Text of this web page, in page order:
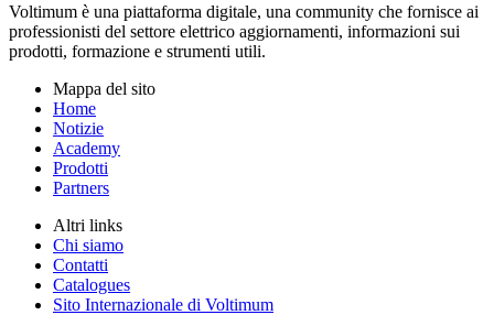
Voltimum è una piattaforma digitale, una community che fornisce ai
professionisti del settore elettrico aggiornamenti, informazioni sui
prodotti, formazione e strumenti utili.
Mappa del sito
Home
Notizie
Academy
Prodotti
Partners
Altri links
Chi siamo
Contatti
Catalogues
Sito Internazionale di Voltimum